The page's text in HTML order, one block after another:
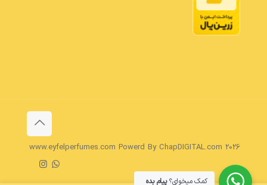
www.eyfelperfumes.com Powerd By ChapDIGITAL.com 2026
کمک میخوای؟پیام بده